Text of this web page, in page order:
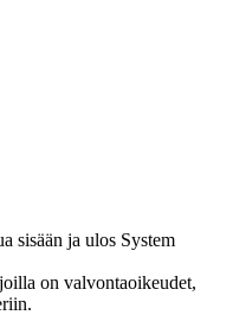
sisään ja ulos System
on valvontaoikeudet,